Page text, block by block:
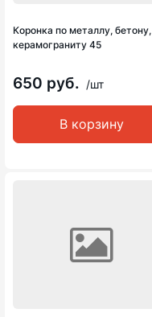
Коронка по металлу, бетону,
керамограниту 45
650 руб. /шт
В корзину